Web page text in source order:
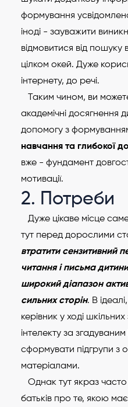
формування
іноді - зауважити
відмовитися від пошуку
цілком окей. Дуже
інтернету, до речі.
Таким чином, ви
академічні досягнення
допомогу з
навчання та глибокої
вже - фундамент
мотивації.
2. Потреби
Дуже цікаве місце
тут перед дорослими
втратити сензитивний
читання і письма
широкий діапазон
сильних сторін. В
керівник у ході
інтелекту за
сформувати підгрупи з
матеріалами.
Однак тут якраз часто
батьків про те, якою має